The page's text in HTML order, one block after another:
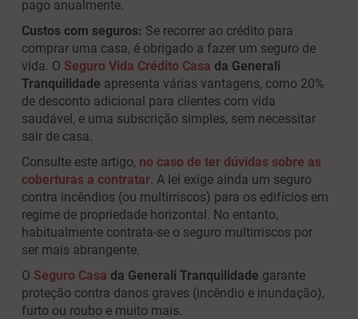
pago anualmente.
Custos com seguros: Se recorrer ao crédito para
comprar uma casa, é obrigado a fazer um seguro de
vida. O Seguro Vida Crédito Casa da Generali
Tranquilidade apresenta várias vantagens, como 20%
de desconto adicional para clientes com vida
saudável, e uma subscrição simples, sem necessitar
sair de casa.
Consulte este artigo, no caso de ter dúvidas sobre as
coberturas a contratar . A lei exige ainda um seguro
contra incêndios (ou multirriscos) para os edifícios em
regime de propriedade horizontal. No entanto,
habitualmente contrata-se o seguro multirriscos por
ser mais abrangente.
O Seguro Casa da Generali Tranquilidade garante
proteção contra danos graves (incêndio e inundação),
furto ou roubo e muito mais.